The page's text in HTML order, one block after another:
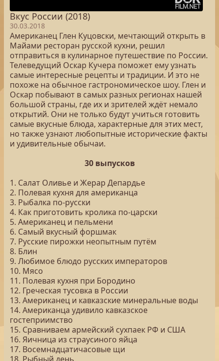
Вкус России (2018)
30.03.2018
Американец Глен Куцовски, мечтающий открыть в
Майами ресторан русской кухни, решил
отправиться в кулинарное путешествие по России.
Телеведущий Оскар Кучера поможет ему узнать
самые интересные рецепты и традиции. И это не
похоже на обычное гастрономическое шоу. Глен и
Оскар побывают в самых разных регионах нашей
большой страны, где их и зрителей ждёт немало
открытий. Они не только будут учиться готовить
самые вкусные блюда, характерные для этих мест,
но также узнают любопытные исторические факты
и удивительные обычаи.
30 выпусков
1. Салат Оливье и Жерар Депардье
2. Полевая кухня для американца
3. Рыбалка по-русски
4. Как приготовить кролика по-царски
5. Американец и пельмени
6. Самый вкусный форшмак
7. Русские пирожки неопытным путём
8. Блин
9. Любимое блюдо русских императоров
10. Мясо
11. Полевая кухня при Бородино
12. Греческая тусовка в России
13. Американец и кавказские минеральные воды
14. Американца удивило кавказское
гостеприимство
15. Сравниваем армейский сухпаек РФ и США
16. Яичница из страусиного яйца
17. Восемнадцатичасовые щи